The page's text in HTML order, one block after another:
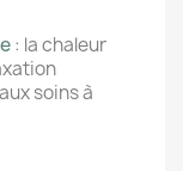
: la chaleur
soins à